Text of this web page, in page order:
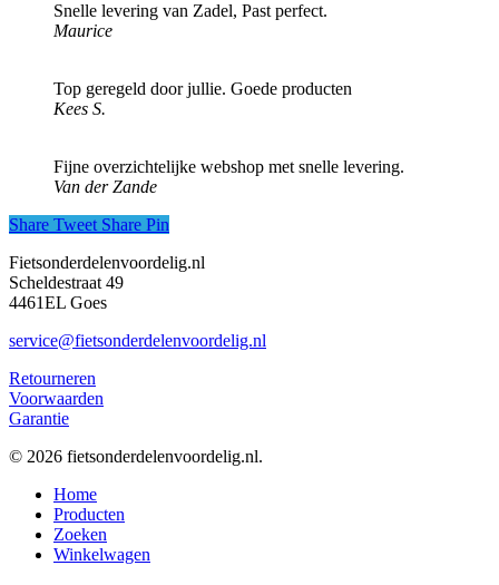
Snelle levering van Zadel, Past perfect.
Maurice
Top geregeld door jullie. Goede producten
Kees S.
Fijne overzichtelijke webshop met snelle levering.
Van der Zande
Share Tweet Share Pin
Fietsonderdelenvoordelig.nl
Scheldestraat 49
4461EL Goes
service@fietsonderdelenvoordelig.nl
Retourneren
Voorwaarden
Garantie
© 2026 fietsonderdelenvoordelig.nl.
Close
Menu
Home
Producten
Zoeken
Winkelwagen